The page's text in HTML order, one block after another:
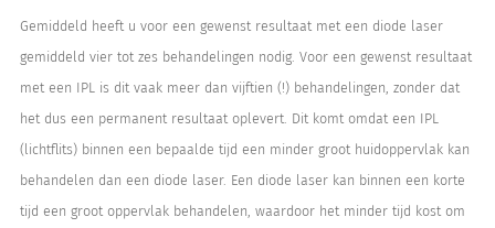
Gemiddeld heeft u voor een gewenst resultaat met een diode laser
gemiddeld vier tot zes behandelingen nodig. Voor een gewenst resultaat
met een IPL is dit vaak meer dan vijftien (!) behandelingen, zonder dat
het dus een permanent resultaat oplevert. Dit komt omdat een IPL
(lichtflits) binnen een bepaalde tijd een minder groot huidoppervlak kan
behandelen dan een diode laser. Een diode laser kan binnen een korte
tijd een groot oppervlak behandelen, waardoor het minder tijd kost om